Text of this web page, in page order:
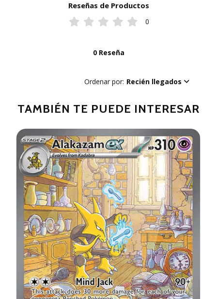
Reseñas de Productos
0
0 Reseña
Ordenar por: Recién llegados
TAMBIÉN TE PUEDE INTERESAR